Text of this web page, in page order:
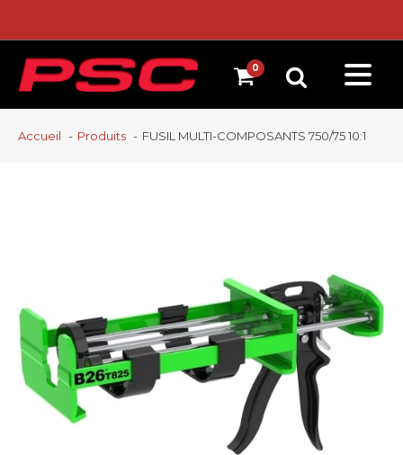
Accueil Produits FUSIL MULTI-COMPOSANTS 750/75 10:1